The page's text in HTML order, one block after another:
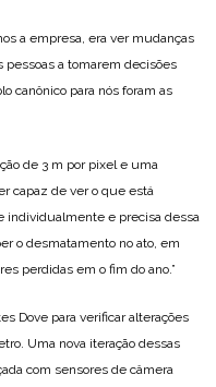
a empresa, era ver mudanças
pessoas a tomarem decisões
canônico para nós foram as
de 3 m por pixel e uma
capaz de ver o que está
individualmente e precisa dessa
o desmatamento no ato, em
perdidas em o fim do ano.”
Dove para verificar alterações
Uma nova iteração dessas
com sensores de câmera